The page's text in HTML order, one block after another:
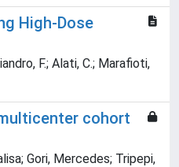
High-Dose
F.; Alati, C.; Marafioti,
cohort
Gori, Mercedes; Tripepi,